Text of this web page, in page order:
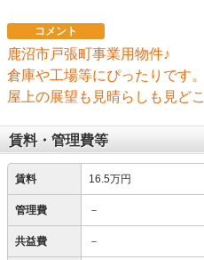
コメント
鹿沼市戸張町事業用物件♪
倉庫や工場等にぴったりです。
屋上の展望も見晴らしも見どこ
賃料・管理費等
賃料 16.5万円
管理費 －
共益費 －